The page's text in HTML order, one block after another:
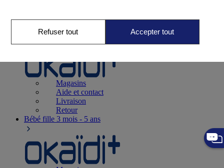
Naissance0-12 mois
Magasins
Aide et contact
Livraison
Retour
Bébé fille 3 mois - 5 ans
Refuser tout Accepter tout